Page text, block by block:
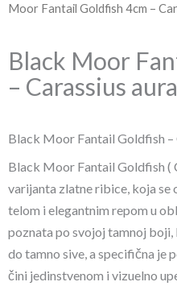
Moor Fantail Goldfish 4cm –
Black Moor
– Carassius
Black Moor Fantail Goldfish –
Black Moor Fantail Goldfish (
varijanta zlatne ribice, koja
telom i elegantnim repom u
poznata po svojoj tamnoj
do tamno sive, a specifična je
čini jedinstvenom i vizuelno